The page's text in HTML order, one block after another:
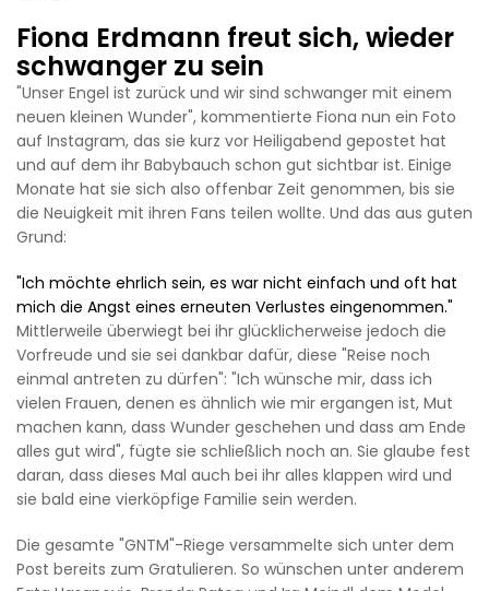
Fiona Erdmann freut sich, wieder
schwanger zu sein
"Unser Engel ist zurück und wir sind schwanger mit einem
neuen kleinen Wunder", kommentierte Fiona nun ein Foto
auf Instagram, das sie kurz vor Heiligabend gepostet hat
und auf dem ihr Babybauch schon gut sichtbar ist. Einige
Monate hat sie sich also offenbar Zeit genommen, bis sie
die Neuigkeit mit ihren Fans teilen wollte. Und das aus guten
Grund:
"Ich möchte ehrlich sein, es war nicht einfach und oft hat
mich die Angst eines erneuten Verlustes eingenommen."
Mittlerweile überwiegt bei ihr glücklicherweise jedoch die
Vorfreude und sie sei dankbar dafür, diese "Reise noch
einmal antreten zu dürfen": "Ich wünsche mir, dass ich
vielen Frauen, denen es ähnlich wie mir ergangen ist, Mut
machen kann, dass Wunder geschehen und dass am Ende
alles gut wird", fügte sie schließlich noch an. Sie glaube fest
daran, dass dieses Mal auch bei ihr alles klappen wird und
sie bald eine vierköpfige Familie sein werden.
Die gesamte "GNTM"-Riege versammelte sich unter dem
Post bereits zum Gratulieren. So wünschen unter anderem